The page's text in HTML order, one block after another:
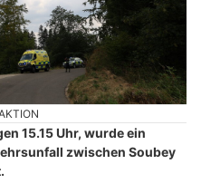
15.15 Uhr, wurde ein
zwischen Soubey